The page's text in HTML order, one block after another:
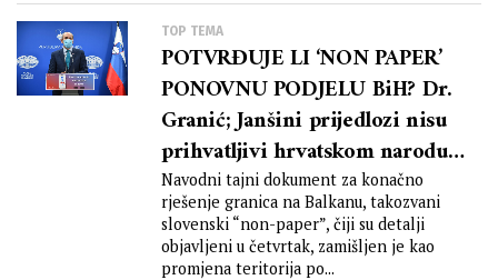
TOP TEMA
POTVRĐUJE LI ‘NON PAPER’
PONOVNU PODJELU BiH? Dr.
Granić; Janšini prijedlozi nisu
prihvatljivi hrvatskom narodu
u BiH; Latinović: O BiH uvijek
odlučuju oni koji o njoj
najmanje znaju
Navodni tajni dokument za konačno
rješenje granica na Balkanu, takozvani
slovenski “non-paper”, čiji su detalji
objavljeni u četvrtak, zamišljen je kao
promjena teritorija po...